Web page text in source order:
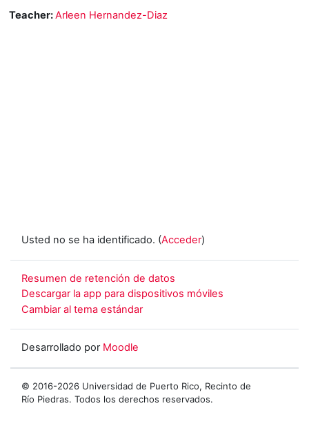
Teacher:Arleen Hernandez-Diaz
Usted no se ha identificado. (Acceder)
Resumen de retención de datos
Descargar la app para dispositivos móviles
Cambiar al tema estándar
Desarrollado por Moodle
© 2016-2026 Universidad de Puerto Rico, Recinto de
Río Piedras. Todos los derechos reservados.